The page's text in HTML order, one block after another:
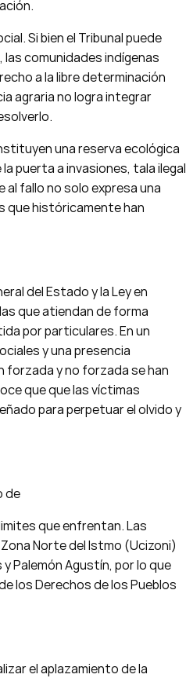
Si bien el Tribunal puede
comunidades indígenas
a la libre determinación
agraria no logra integrar
una reserva ecológica
puerta a invasiones, tala ilegal
fallo no solo expresa una
que históricamente han
del Estado y la Ley en
que atiendan de forma
por particulares. En un
y una presencia
forzada y no forzada se han
que que las víctimas
para perpetuar el olvido y
de
que enfrentan. Las
Norte del Istmo (Ucizoni)
Palemón Agustín, por lo que
los Derechos de los Pueblos
el aplazamiento de la